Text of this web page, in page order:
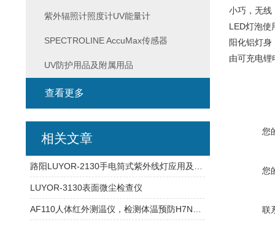
小巧，无线
LED灯泡使
阳化铝灯身
由可充电锂
您
您
联
紫外辐照计照度计UV能量计
SPECTROLINE AccuMax传感器
UV防护用品及附属用品
查看更多
相关文章
LUYOR-3130表面微尘检查仪